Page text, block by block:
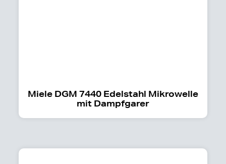
Miele DGM 7440 Edelstahl Mikrowelle
mit Dampfgarer